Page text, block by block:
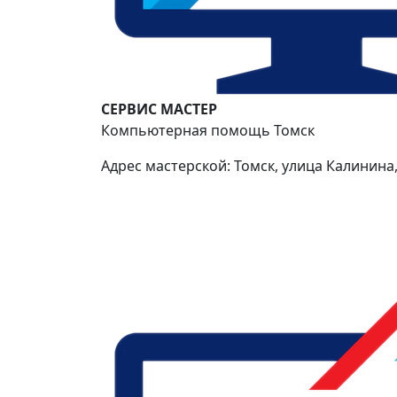
СЕРВИС МАСТЕР
Компьютерная помощь Томск
Адрес мастерской: Томск, улица